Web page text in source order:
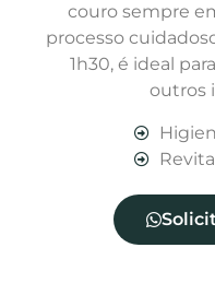
couro sempre
processo
1h30, é ideal
outros